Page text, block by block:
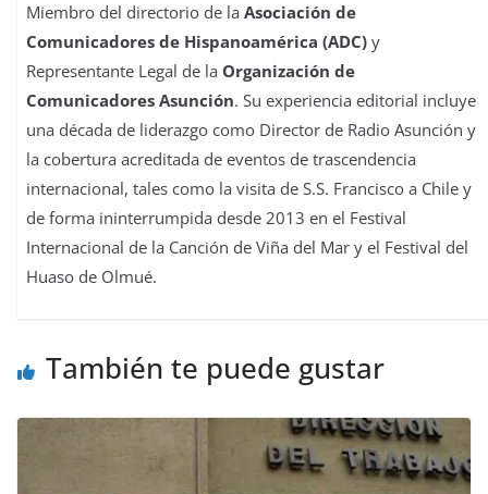
Miembro del directorio de laAsociación de
Comunicadores de Hispanoamérica (ADC) y
Representante Legal de la Organización de
Comunicadores Asunción. Su experiencia editorial incluye
una década de liderazgo como Director de Radio Asunción y
la cobertura acreditada de eventos de trascendencia
internacional, tales como la visita de S.S. Francisco a Chile y
de forma ininterrumpida desde 2013 en el Festival
Internacional de la Canción de Viña del Mar y el Festival del
Huaso de Olmué.
También te puede gustar